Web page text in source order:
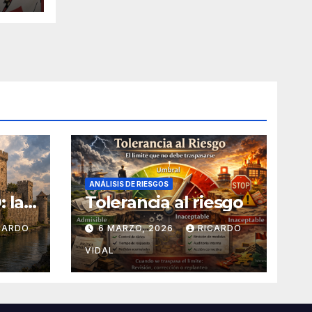
la
ANÁLISIS DE RIESGOS
Tolerancia al riesgo
6 MARZO, 2026 RICARDO
VIDAL